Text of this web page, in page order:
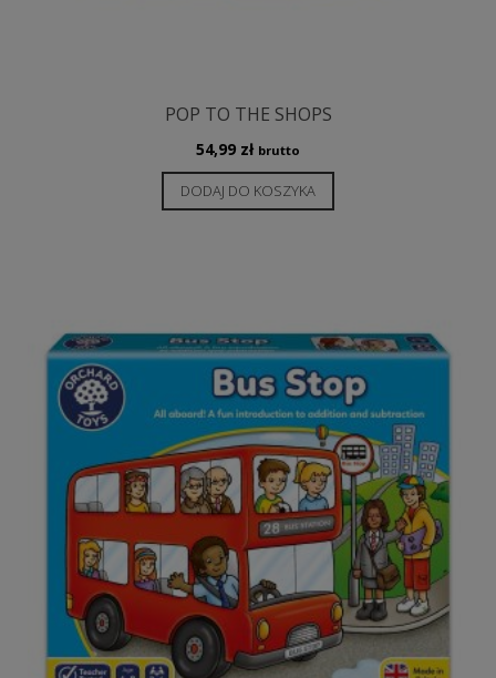
POP TO THE SHOPS
54,99 zł brutto
DODAJ DO KOSZYKA